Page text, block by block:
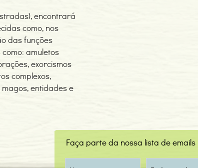
encontrará
como, nos
das funções
amuletos
exorcismos
complexos,
entidades e
Faça parte da nossa lista de emails